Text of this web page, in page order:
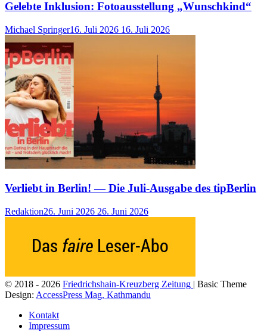
Gelebte Inklusion: Fotoausstellung „Wunschkind“
Michael Springer16. Juli 2026 16. Juli 2026
Verliebt in Berlin! — Die Juli-Ausgabe des tipBerlin
Redaktion26. Juni 2026 26. Juni 2026
© 2018 - 2026 Friedrichshain-Kreuzberg Zeitung | Basic Theme
Design: AccessPress Mag, Kathmandu
Kontakt
Impressum